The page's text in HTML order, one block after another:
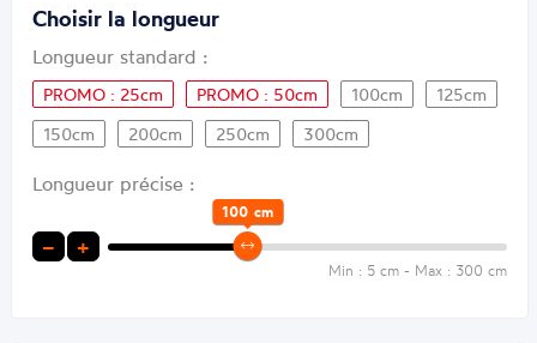
Choisir la longueur
Longueur standard :
PROMO : 25cm PROMO : 50cm 100cm
125cm
150cm
200cm 250cm 300cm
Longueur précise :
− +
100 cm
Min : 5 cm - Max : 300 cm